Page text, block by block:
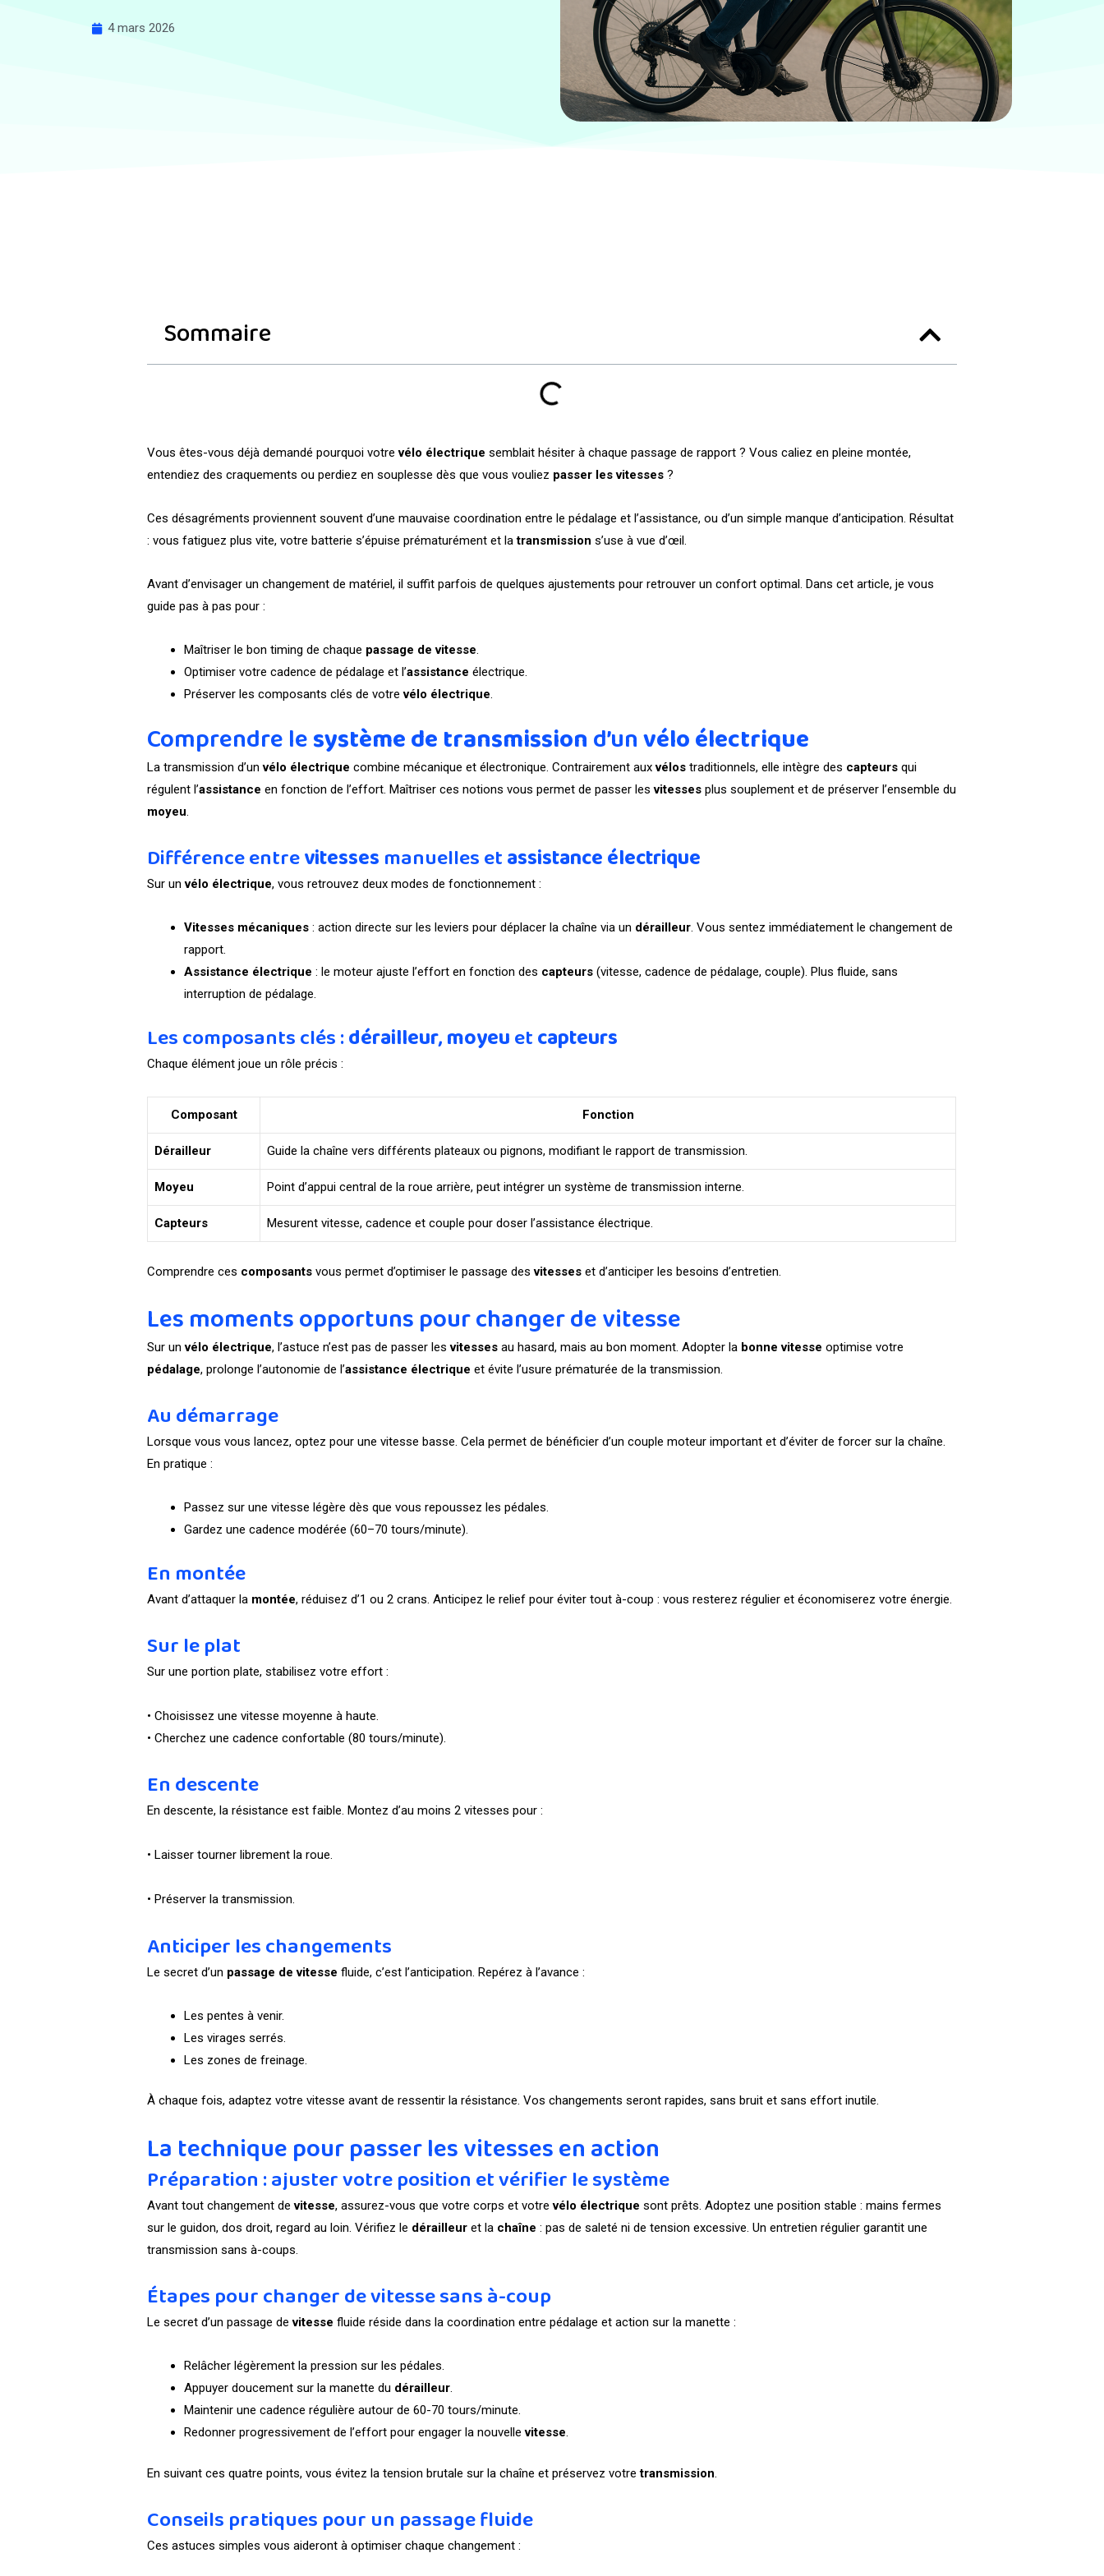
4 mars 2026
Sommaire
Vous êtes-vous déjà demandé pourquoi votrevélo électrique semblait hésiter à chaque passage de rapport ? Vous caliez en pleine montée,
entendiez des craquements ou perdiez en souplesse dès que vous vouliez passer les vitesses ?
Ces désagréments proviennent souvent d’une mauvaise coordination entre le pédalage et l’assistance, ou d’un simple manque d’anticipation. Résultat
: vous fatiguez plus vite, votre batterie s’épuise prématurément et latransmission s’use à vue d’œil.
Avant d’envisager un changement de matériel, il suffit parfois de quelques ajustements pour retrouver un confort optimal. Dans cet article, je vous
guide pas à pas pour :
Maîtriser le bon timing de chaque passage de vitesse.
Optimiser votre cadence de pédalage et l’assistance électrique.
Préserver les composants clés de votrevélo électrique.
Comprendre lesystème de transmissiond’unvélo électrique
La transmission d’unvélo électrique combine mécanique et électronique. Contrairement auxvélos traditionnels, elle intègre des capteurs qui
régulent l’assistance en fonction de l’effort. Maîtriser ces notions vous permet de passer lesvitesses plus souplement et de préserver l’ensemble du
moyeu.
Différence entrevitesses manuelles etassistance électrique
Sur unvélo électrique, vous retrouvez deux modes de fonctionnement :
Vitesses mécaniques : action directe sur les leviers pour déplacer la chaîne via un dérailleur. Vous sentez immédiatement le changement de
rapport.
Assistance électrique : le moteur ajuste l’effort en fonction des capteurs (vitesse, cadence de pédalage, couple). Plus fluide, sans
interruption de pédalage.
Les composants clés :dérailleur,moyeuetcapteurs
Chaque élément joue un rôle précis :
Composant Fonction
Dérailleur Guide la chaîne vers différents plateaux ou pignons, modifiant le rapport de transmission.
Moyeu Point d’appui central de la roue arrière, peut intégrer un système de transmission interne.
Capteurs Mesurent vitesse, cadence et couple pour doser l’assistance électrique.
Comprendre ces composants vous permet d’optimiser le passage desvitesses et d’anticiper les besoins d’entretien.
Les moments opportuns pour changer de vitesse
Sur unvélo électrique, l’astuce n’est pas de passer lesvitesses au hasard, mais au bon moment. Adopter la bonne vitesse optimise votre
pédalage, prolonge l’autonomie de l’assistance électrique et évite l’usure prématurée de la transmission.
Au démarrage
Lorsque vous vous lancez, optez pour une vitesse basse. Cela permet de bénéficier d’un couple moteur important et d’éviter de forcer sur la chaîne.
En pratique :
Passez sur une vitesse légère dès que vous repoussez les pédales.
Gardez une cadence modérée (60–70 tours/minute).
En montée
Avant d’attaquer la montée, réduisez d’1 ou 2 crans. Anticipez le relief pour éviter tout à-coup : vous resterez régulier et économiserez votre énergie.
Sur le plat
Sur une portion plate, stabilisez votre effort :
• Choisissez une vitesse moyenne à haute.
• Cherchez une cadence confortable (80 tours/minute).
En descente
En descente, la résistance est faible. Montez d’au moins 2 vitesses pour :
• Laisser tourner librement la roue.
• Préserver la transmission.
Anticiper les changements
Le secret d’un passage de vitesse fluide, c’est l’anticipation. Repérez à l’avance :
Les pentes à venir.
Les virages serrés.
Les zones de freinage.
À chaque fois, adaptez votre vitesse avant de ressentir la résistance. Vos changements seront rapides, sans bruit et sans effort inutile.
La technique pour passer les vitesses en action
Préparation : ajuster votre position et vérifier le système
Avant tout changement devitesse, assurez-vous que votre corps et votrevélo électrique sont prêts. Adoptez une position stable : mains fermes
sur le guidon, dos droit, regard au loin. Vérifiez le dérailleur et la chaîne : pas de saleté ni de tension excessive. Un entretien régulier garantit une
transmission sans à-coups.
Étapes pour changer de vitesse sans à-coup
Le secret d’un passage devitesse fluide réside dans la coordination entre pédalage et action sur la manette :
Relâcher légèrement la pression sur les pédales.
Appuyer doucement sur la manette du dérailleur.
Maintenir une cadence régulière autour de 60-70 tours/minute.
Redonner progressivement de l’effort pour engager la nouvellevitesse.
En suivant ces quatre points, vous évitez la tension brutale sur la chaîne et préservez votretransmission
Conseils pratiques pour un passage fluide
Ces astuces simples vous aideront à optimiser chaque changement :